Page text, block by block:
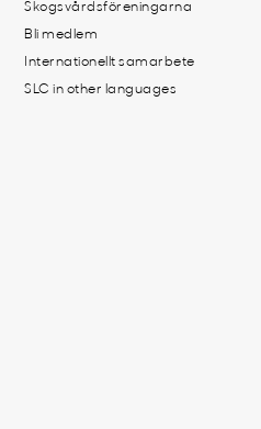
Skogsvårdsföreningarna
Bli medlem
Internationellt samarbete
SLC in other languages